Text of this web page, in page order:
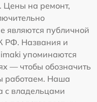
Цены на ремонт,
являются публичной
РФ. Названия и
упоминаются
— чтобы обозначить
работаем. Наша
с владельцами